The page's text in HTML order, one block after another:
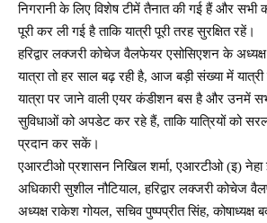
निगरानी के लिए विशेष टीमें तैनात की गई हैं और सभी
पूरी कर ली गई है ताकि यात्री पूरी तरह सुरक्षित रहें।
हरिद्वार लक्जरी कोचेज वैलफेयर एसोसिएशन के
यात्रा तो हर साल बढ़ रही है, आज बड़ी संख्या में यात्री
यात्रा पर जाने वाली एयर कंडीशन बस है और उनमें
सुविधाओं को अपडेट कर रहे हैं, ताकि यात्रियों को
प्रदान कर सकें।
एआरटीओ प्रशासन निखिल शर्मा, एआरटीओ (इ) नेहा
अधिकारी सुशील नौटियाल, हरिद्वार लक्जरी कोचेज
अध्यक्ष राकेश गोयल, सचिव पुष्पप्रीत सिंह, कोषाध्यक्ष